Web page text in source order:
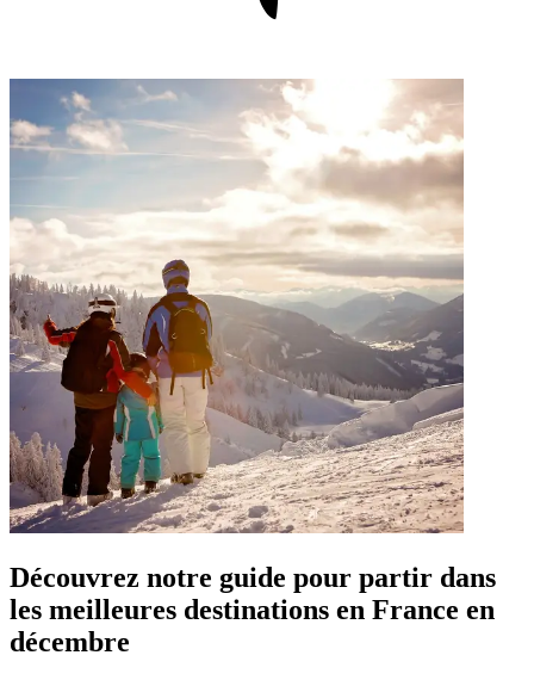
Découvrez notre guide pour partir dans
les meilleures destinations en France en
décembre